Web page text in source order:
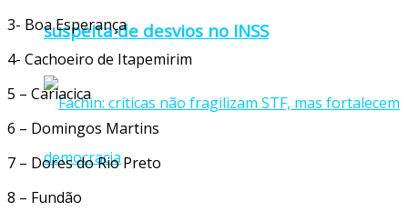
suspeita de desvios no INSS
3- Boa Esperança
4- Cachoeiro de Itapemirim
5 – Cariacica
6 – Domingos Martins
7 – Dores do Rio Preto
8 – Fundão